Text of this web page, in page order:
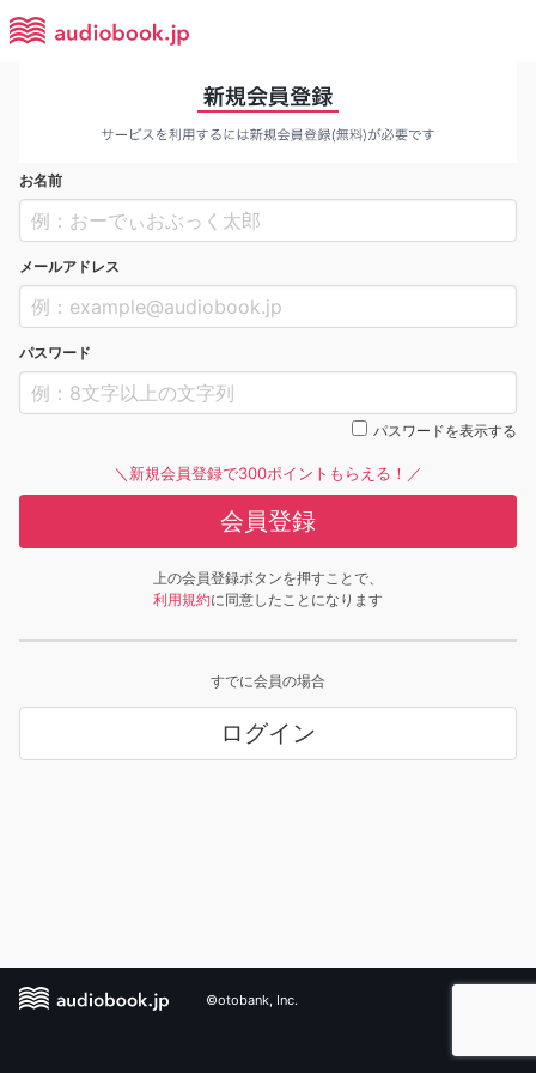
お名前
メールアドレス
パスワード
パスワードを表示する
＼新規会員登録で300ポイントもらえる！／
会員登録
上の会員登録ボタンを押すことで、
利用規約に同意したことになります
すでに会員の場合
ログイン
©otobank, Inc.